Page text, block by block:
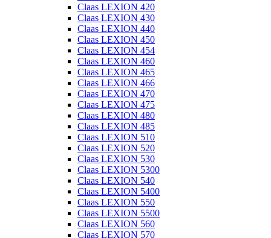
Claas LEXION 420
Claas LEXION 430
Claas LEXION 440
Claas LEXION 450
Claas LEXION 454
Claas LEXION 460
Claas LEXION 465
Claas LEXION 466
Claas LEXION 470
Claas LEXION 475
Claas LEXION 480
Claas LEXION 485
Claas LEXION 510
Claas LEXION 520
Claas LEXION 530
Claas LEXION 5300
Claas LEXION 540
Claas LEXION 5400
Claas LEXION 550
Claas LEXION 5500
Claas LEXION 560
Claas LEXION 570